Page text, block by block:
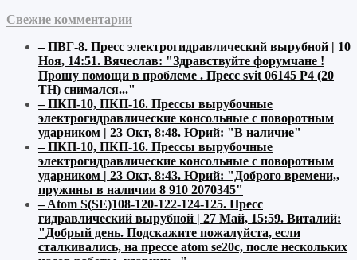
Свежие комментарии
–ПВГ-8. Пресс электрогидравлический вырубной | 10
Ноя, 14:51. Вячеслав: "Здравствуйте форумчане !
Прошу помощи в проблеме . Пресс svit 06145 P4 (20
ТН) снимался..."
–ПКП-10, ПКП-16. Прессы вырубочные
электрогидравлические консольные с поворотным
ударником | 23 Окт, 8:48. Юрий: "В наличие"
–ПКП-10, ПКП-16. Прессы вырубочные
электрогидравлические консольные с поворотным
ударником | 23 Окт, 8:43. Юрий: "Доброго времени,,
пружины в наличии 8 910 2070345"
–Atom S(SE)108-120-122-124-125. Пресс
гидравлический вырубной | 27 Май, 15:59. Виталий:
"Добрый день. Подскажите пожалуйста, если
сталкивались, на прессе atom se20c, после нескольких